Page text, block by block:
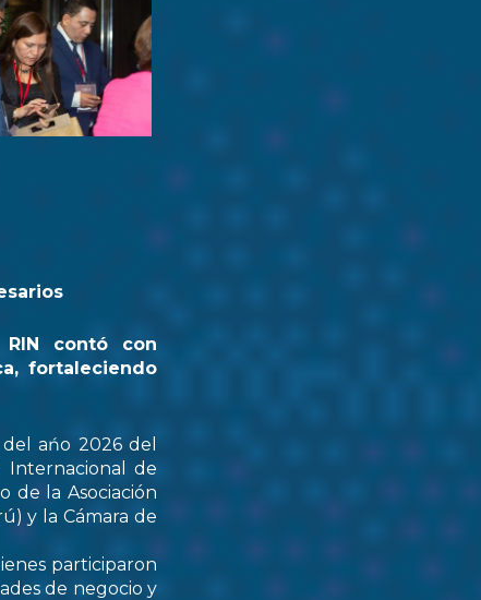
contó con
fortaleciendo
ańo 2026 del
Internacional de
de la Asociación
y la Cámara de
participaron
de negocio y